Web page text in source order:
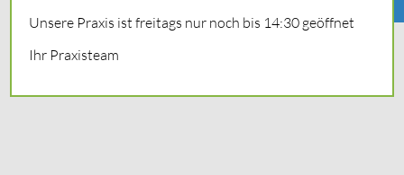
Unsere Praxis ist freitags nur noch bis 14:30 geöffnet
Ihr Praxisteam